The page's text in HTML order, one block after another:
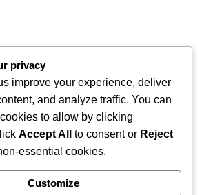
privacy
improve your experience, deliver
and analyze traffic. You can
to allow by clicking
Accept All to consent or Reject
essential cookies.
Customize